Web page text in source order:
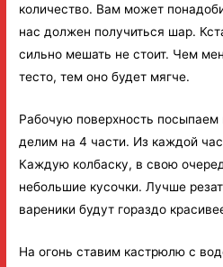
количество. Вам может
нас должен получиться шар.
сильно мешать не стоит. Чем
тесто, тем оно будет мягче.
Рабочую поверхность
делим на 4 части. Из каждой
Каждую колбаску, в свою
небольшие кусочки. Лучше
вареники будут гораздо
На огонь ставим кастрюлю с